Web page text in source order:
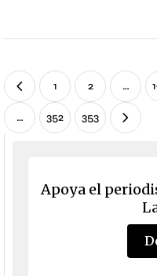
1 2 …
… 352 353
Apoya el